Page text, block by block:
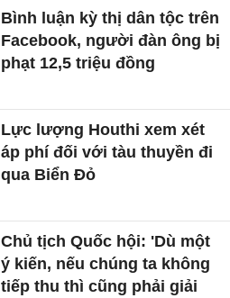
Bình luận kỳ thị dân tộc trên
Facebook, người đàn ông bị
phạt 12,5 triệu đồng
Lực lượng Houthi xem xét
áp phí đối với tàu thuyền đi
qua Biển Đỏ
Chủ tịch Quốc hội: 'Dù một
ý kiến, nếu chúng ta không
tiếp thu thì cũng phải giải